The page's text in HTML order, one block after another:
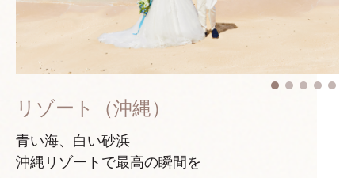
リゾート（沖縄）
青い海、白い砂浜
沖縄リゾートで最高の瞬間を